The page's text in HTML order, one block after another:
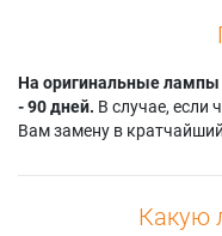
На оригинальные лампы
- 90 дней. В случае, если
Вам замену в
Какую